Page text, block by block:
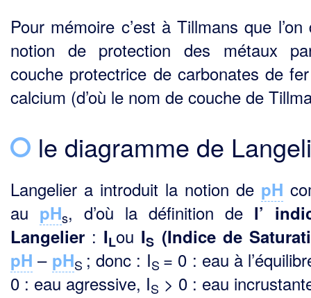
Pour mémoire c’est à Tillmans que
notion de protection des métaux
couche protectrice de carbonates de
calcium (d’où le nom de couche de
le diagramme de
Langelier a introduit la notion de pH
au pHs, d’où la définition de l’
Langelier : ILou IS (Indice de
pH – pHS ; donc : IS = 0 : eau à
0 : eau agressive, IS > 0 : eau